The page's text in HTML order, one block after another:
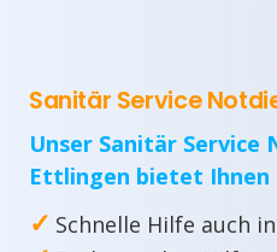
Sanitär Service
Unser Sanitär
Ettlingen bietet Ihnen
✓ Schnelle Hilfe auch